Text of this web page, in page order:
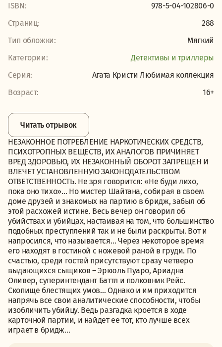
ISBN:
978-5-04-102806-0
Страниц:
288
Тип обложки:
Мягкий
Категории:
Детективы и триллеры
Серия:
Агата Кристи Любимая коллекция
Возраст:
16+
Читать отрывок
НЕЗАКОННОЕ ПОТРЕБЛЕНИЕ НАРКОТИЧЕСКИХ СРЕДСТВ,
ПСИХОТРОПНЫХ ВЕЩЕСТВ, ИХ АНАЛОГОВ ПРИЧИНЯЕТ
ВРЕД ЗДОРОВЬЮ, ИХ НЕЗАКОННЫЙ ОБОРОТ ЗАПРЕЩЕН И
ВЛЕЧЕТ УСТАНОВЛЕННУЮ ЗАКОНОДАТЕЛЬСТВОМ
ОТВЕТСТВЕННОСТЬ. Не зря говорится: «Не буди лихо,
пока оно тихо»… Но мистер Шайтана, собирая в своем
доме друзей и знакомых на партию в бридж, забыл об
этой расхожей истине. Весь вечер он говорил об
убийствах и убийцах, настаивая на том, что большинство
подобных преступлений так и не были раскрыты. Вот и
напросился, что называется… Через некоторое время
его находят в гостиной с ножевой раной в груди. По
счастью, среди гостей присутствуют сразу четверо
выдающихся сыщиков – Эркюль Пуаро, Ариадна
Оливер, суперинтендант Баттл и полковник Рейс.
Скопище блестящих умов… Однако и им приходится
напрячь все свои аналитические способности, чтобы
изобличить убийцу. Ведь разгадка кроется в ходе
карточной партии, и найдет ее тот, кто лучше всех
играет в бридж…